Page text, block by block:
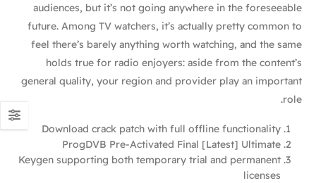
audiences, but it’s not going anywhere in the foreseeable
future. Among TV watchers, it’s actually pretty common to
feel there’s barely anything worth watching, and the same
holds true for radio enjoyers: aside from the content’s
general quality, your region and provider play an important
role.
Download crack patch with full offline functionality
ProgDVB Pre-Activated Final [Latest] Ultimate
Keygen supporting both temporary trial and permanent
licenses